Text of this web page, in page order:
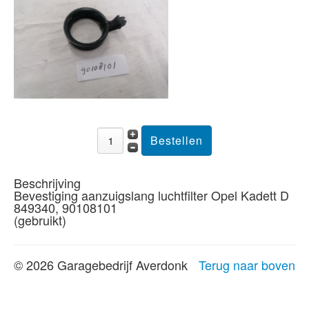
Beschrijving
Bevestiging aanzuigslang luchtfilter Opel Kadett D
849340, 90108101
(gebruikt)
Terug naar boven
© 2026 Garagebedrijf Averdonk